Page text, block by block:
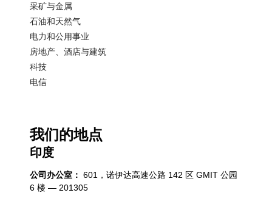
采矿与金属
石油和天然气
电力和公用事业
房地产、酒店与建筑
科技
电信
我们的地点
印度
公司办公室：601，诺伊达高速公路 142 区 GMIT 公园
6 楼 — 201305